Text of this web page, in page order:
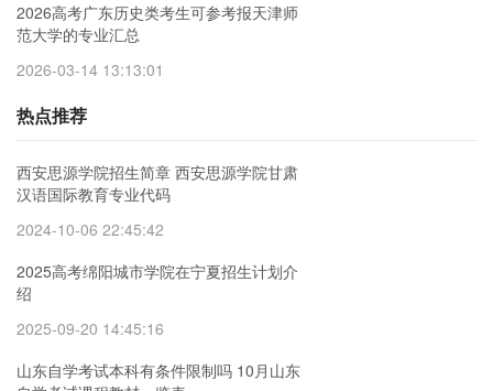
2026高考广东历史类考生可参考报天津师
范大学的专业汇总
2026-03-14 13:13:01
热点推荐
西安思源学院招生简章 西安思源学院甘肃
汉语国际教育专业代码
2024-10-06 22:45:42
2025高考绵阳城市学院在宁夏招生计划介
绍
2025-09-20 14:45:16
山东自学考试本科有条件限制吗 10月山东